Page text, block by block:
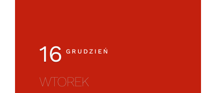
16 GRUDZIEŃ
WTOREK